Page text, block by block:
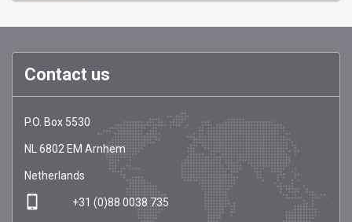
Contact us
EMCI
Register
https://emci-
register.com/
P.O. Box 5530
NL 6802 EM Arnhem
Netherlands
+31 (0)88 0038 735